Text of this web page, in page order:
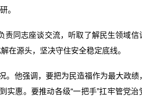
。
同志座谈交流，听取了解民生领域信
在源头，坚决守住安全稳定底线。
他强调，要把为民造福作为最大政绩
惠。要推动各级“一把手”扛牢管党治